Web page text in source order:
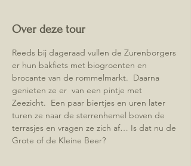
Over deze tour
Reeds bij dageraad vullen de Zurenborgers
er hun bakfiets met biogroenten en
brocante van de rommelmarkt.  Daarna
genieten ze er  van een pintje met
Zeezicht.  Een paar biertjes en uren later
turen ze naar de sterrenhemel boven de
terrasjes en vragen ze zich af… Is dat nu de
Grote of de Kleine Beer?